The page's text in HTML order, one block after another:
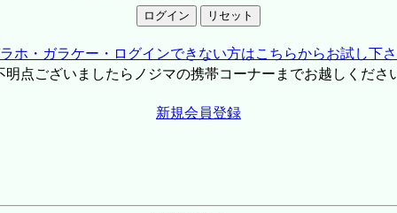
ホ・ガラケー・ログインできない方はこちらからお試し下
点ございましたらノジマの携帯コーナーまでお越しくださ
新規会員登録